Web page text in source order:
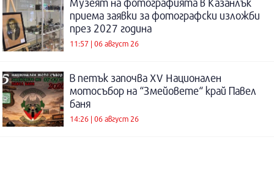
приема заявки за фотографски изложби
през 2027 година
11:57 | 06 август 26
В петък започва XV Национален
мотосъбор на “Змейовете“ край Павел
баня
14:26 | 06 август 26